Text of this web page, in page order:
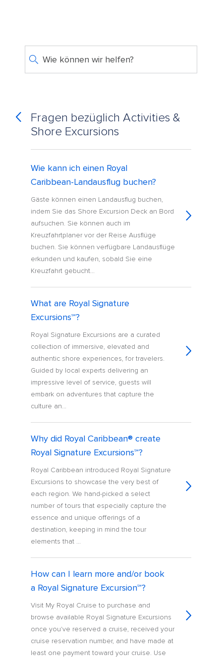
Wie können wir helfen?
Fragen bezüglich Activities &
Shore Excursions
Wie kann ich einen Royal
Caribbean-Landausflug buchen?
Gäste können einen Landausflug buchen,
indem Sie das Shore Excursion Deck an Bord
aufsuchen. Sie können auch im
Kreuzfahrtplaner vor der Reise Ausflüge
buchen. Sie können verfügbare Landausflüge
erkunden und kaufen, sobald Sie eine
Kreuzfahrt gebucht...
What are Royal Signature
Excursions℠?
Royal Signature Excursions are a curated
collection of immersive, elevated and
authentic shore experiences, for travelers.
Guided by local experts delivering an
impressive level of service, guests will
embark on adventures that capture the
culture an...
Why did Royal Caribbean® create
Royal Signature Excursions℠?
Royal Caribbean introduced Royal Signature
Excursions to showcase the very best of
each region. We hand-picked a select
number of tours that especially capture the
essence and unique offerings of a
destination, keeping in mind the tour
elements that ...
How can I learn more and/or book
a Royal Signature Excursion℠?
Visit My Royal Cruise to purchase and
browse available Royal Signature Excursions
once you've reserved a cruise, received your
cruise reservation number, and have made at
least one payment toward your cruise. Use